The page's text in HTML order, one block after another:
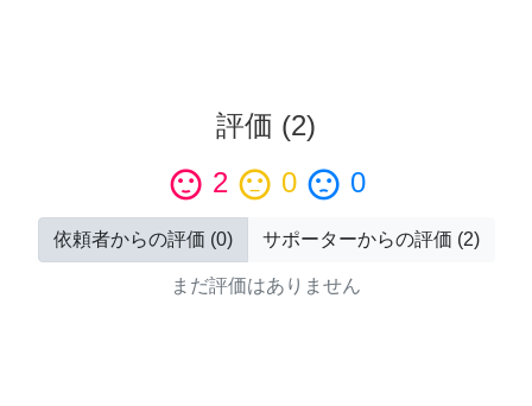
評価 (2)
sentiment_satisfied 2 sentiment_neutral 0 sentiment_dissatisfied 0
依頼者からの評価 (0) サポーターからの評価 (2)
まだ評価はありません